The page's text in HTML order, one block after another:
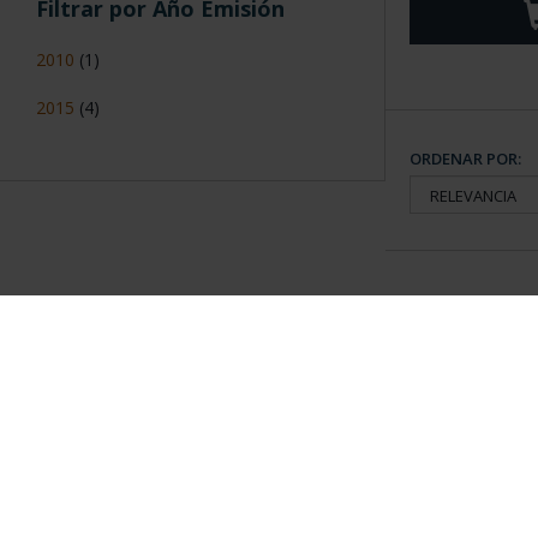
Filtrar por Año Emisión
2010 (1)
2015 (4)
ORDENAR POR: